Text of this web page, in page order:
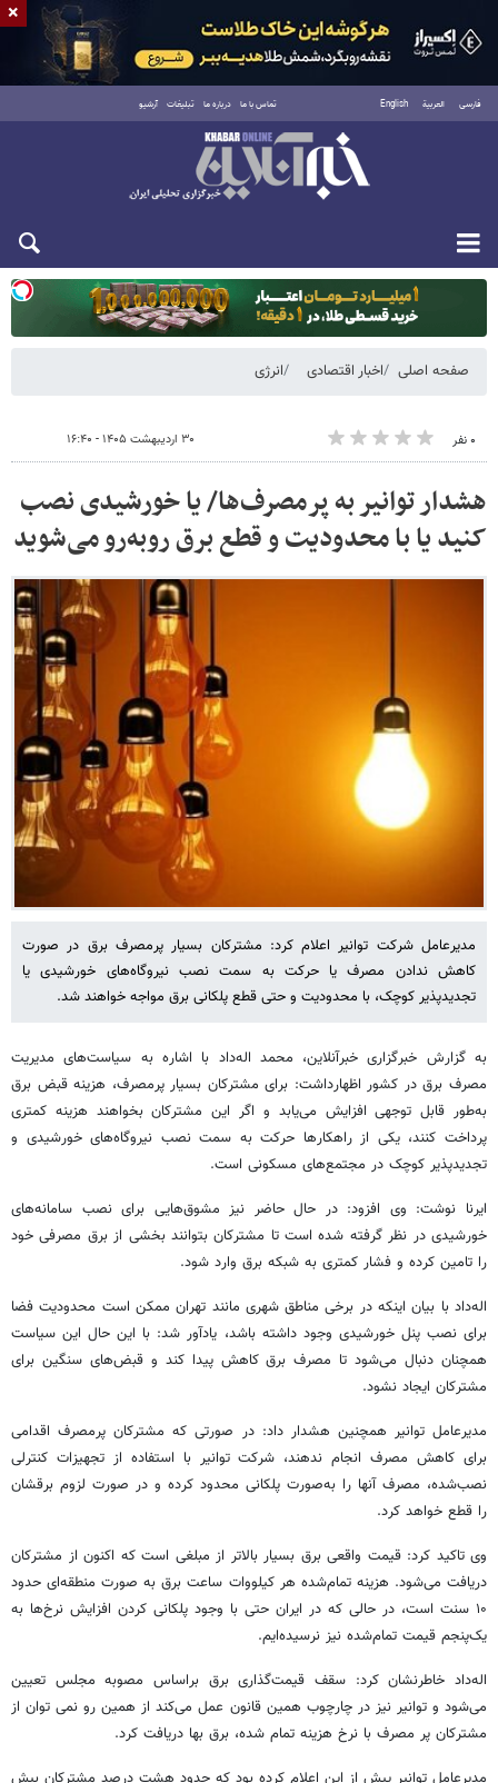
فارسی العربية English تماس با ما درباره ما تبلیغات آرشیو
یکشنبه ۱۸ مرداد ۱۴۰۵
صفحه اصلی اخبار اقتصادی انرژی
۰ نفر ۳۰ اردیبهشت ۱۴۰۵ - ۱۶:۴۰
هشدار توانیر به پرمصرف‌ها/ یا خورشیدی نصب
کنید یا با محدودیت و قطع برق روبه‌رو می‌شوید
مدیرعامل شرکت توانیر اعلام کرد: مشترکان بسیار پرمصرف برق در صورت
کاهش ندادن مصرف یا حرکت به سمت نصب نیروگاه‌های خورشیدی یا
تجدیدپذیر کوچک، با محدودیت و حتی قطع پلکانی برق مواجه خواهند شد.
به گزارش خبرگزاری خبرآنلاین، محمد اله‌داد با اشاره به سیاست‌های مدیریت
مصرف برق در کشور اظهارداشت: برای مشترکان بسیار پرمصرف، هزینه قبض برق
به‌طور قابل توجهی افزایش می‌یابد و اگر این مشترکان بخواهند هزینه کمتری
پرداخت کنند، یکی از راهکارها حرکت به سمت نصب نیروگاه‌های خورشیدی و
تجدیدپذیر کوچک در مجتمع‌های مسکونی است.
ایرنا نوشت: وی افزود: در حال حاضر نیز مشوق‌هایی برای نصب سامانه‌های
خورشیدی در نظر گرفته شده است تا مشترکان بتوانند بخشی از برق مصرفی خود
را تامین کرده و فشار کمتری به شبکه برق وارد شود.
اله‌داد با بیان اینکه در برخی مناطق شهری مانند تهران ممکن است محدودیت فضا
برای نصب پنل خورشیدی وجود داشته باشد، یادآور شد: با این حال این سیاست
همچنان دنبال می‌شود تا مصرف برق کاهش پیدا کند و قبض‌های سنگین برای
مشترکان ایجاد نشود.
مدیرعامل توانیر همچنین هشدار داد: در صورتی که مشترکان پرمصرف اقدامی
برای کاهش مصرف انجام ندهند، شرکت توانیر با استفاده از تجهیزات کنترلی
نصب‌شده، مصرف آنها را به‌صورت پلکانی محدود کرده و در صورت لزوم برقشان
را قطع خواهد کرد.
وی تاکید کرد: قیمت واقعی برق بسیار بالاتر از مبلغی است که اکنون از مشترکان
دریافت می‌شود. هزینه تمام‌شده هر کیلووات ساعت برق به صورت منطقه‌ای حدود
۱۰ سنت است، در حالی که در ایران حتی با وجود پلکانی کردن افزایش نرخ‌ها به
یک‌پنجم قیمت تمام‌شده نیز نرسیده‌ایم.
اله‌داد خاطرنشان کرد: سقف قیمت‌گذاری برق براساس مصوبه مجلس تعیین
می‌شود و توانیر نیز در چارچوب همین قانون عمل می‌کند از همین رو نمی توان از
مشترکان پر مصرف با نرخ هزینه تمام شده، برق بها دریافت کرد.
مدیرعامل توانیر پیش از این اعلام کرده بود که حدود هشت درصد مشترکان بیش
×